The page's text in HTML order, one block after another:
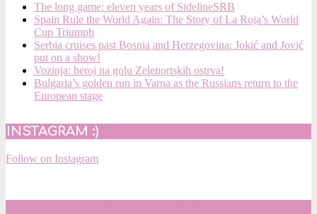
The long game: eleven years of SidelineSRB
Spain Rule the World Again: The Story of La Roja’s World
Cup Triumph
Serbia cruises past Bosnia and Herzegovina: Jokić and Jović
put on a show!
Vozinja: heroj na golu Zelenortskih ostrva!
Bulgaria’s golden run in Varna as the Russians return to the
European stage
INSTAGRAM :)
Follow on Instagram